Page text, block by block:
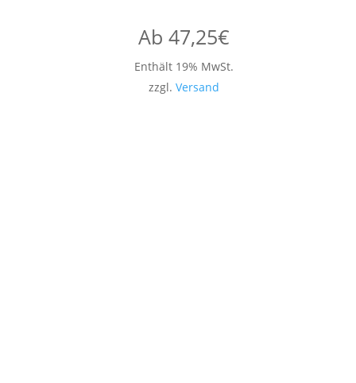
Ab 47,25€
Enthält 19% MwSt.
zzgl. Versand